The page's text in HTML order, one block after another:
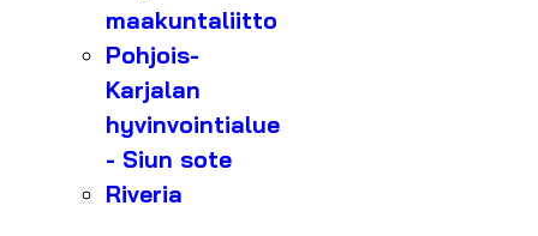
maakuntaliitto
Pohjois-
Karjalan
hyvinvointialue
- Siun sote
Riveria